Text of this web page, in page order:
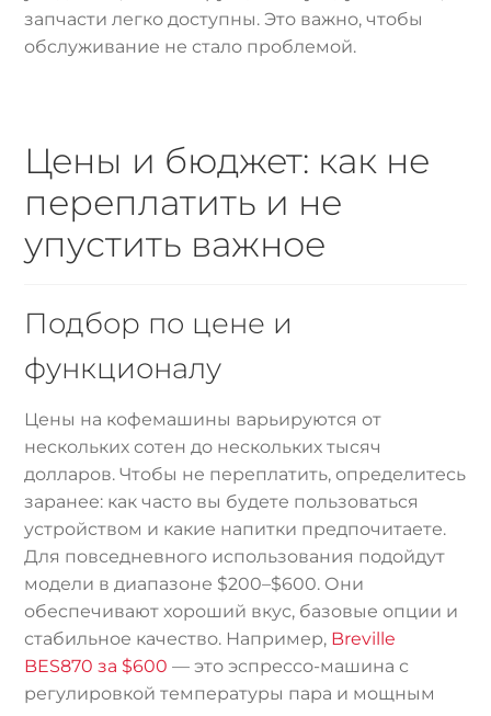
запчасти легко доступны. Это важно, чтобы
обслуживание не стало проблемой.
Цены и бюджет: как не
переплатить и не
упустить важное
Подбор по цене и
функционалу
Цены на кофемашины варьируются от
нескольких сотен до нескольких тысяч
долларов. Чтобы не переплатить, определитесь
заранее: как часто вы будете пользоваться
устройством и какие напитки предпочитаете.
Для повседневного использования подойдут
модели в диапазоне $200–$600. Они
обеспечивают хороший вкус, базовые опции и
стабильное качество. Например, Breville
BES870 за $600 — это эспрессо-машина с
регулировкой температуры пара и мощным